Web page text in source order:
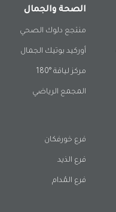
الصحة والجمال
منتجع دلوك الصحي
أوركيد بوتيك الجمال
مركز لياقة °180
المجمع الرياضي
فرع خورفكان
فرع الذيد
فرع المُدام